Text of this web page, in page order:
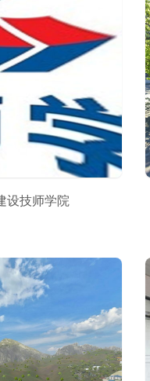
设技师学院